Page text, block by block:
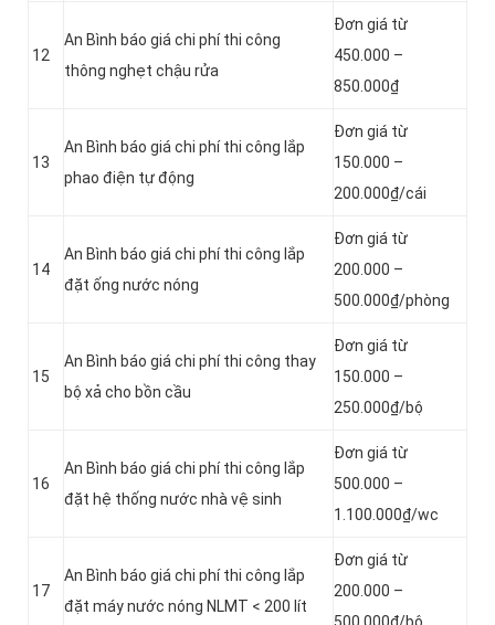
12
An Bình báo giá chi phí thi công
thông nghẹt chậu rửa
Đơn giá từ
450.000 –
850.000₫
13
An Bình báo giá chi phí thi công lắp
phao điện tự động
Đơn giá từ
150.000 –
200.000₫/cái
14
An Bình báo giá chi phí thi công lắp
đặt ống nước nóng
Đơn giá từ
200.000 –
500.000₫/phòng
15
An Bình báo giá chi phí thi công thay
bộ xả cho bồn cầu
Đơn giá từ
150.000 –
250.000₫/bộ
16
An Bình báo giá chi phí thi công lắp
đặt hệ thống nước nhà vệ sinh
Đơn giá từ
500.000 –
1.100.000₫/wc
17
An Bình báo giá chi phí thi công lắp
đặt máy nước nóng NLMT < 200 lít
Đơn giá từ
200.000 –